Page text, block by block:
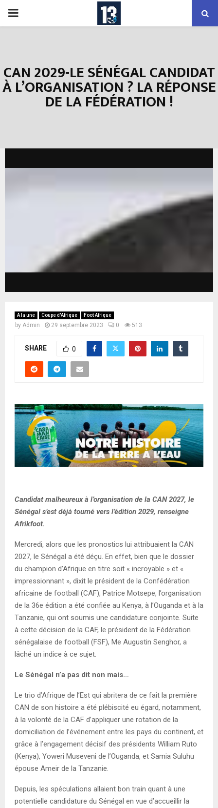
PRIMARY
CAN 2029-LE SÉNÉGAL CANDIDAT
À L’ORGANISATION ? LA RÉPONSE
DE LA FÉDÉRATION !
A la une Coupe d'Afrique Foot Afrique
by Admin 29 septembre 2023 0 513
SHARE 0
Candidat malheureux à l’organisation de la CAN 2027, le
Sénégal s’est déjà tourné vers l’édition 2029, renseigne
Afrikfoot.
Mercredi, alors que les pronostics lui attribuaient la CAN
2027, le Sénégal a été déçu. En effet, bien que le dossier
du champion d’Afrique en titre soit « incroyable » et «
impressionnant », dixit le président de la Confédération
africaine de football (CAF), Patrice Motsepe, l’organisation
de la 36e édition a été confiée au Kenya, à l’Ouganda et à la
Tanzanie, qui ont soumis une candidature conjointe. Suite
à cette décision de la CAF, le président de la Fédération
sénégalaise de football (FSF), Me Augustin Senghor, a
lâché un indice à ce sujet.
Le Sénégal n’a pas dit non mais…
Le trio d’Afrique de l’Est qui abritera de ce fait la première
CAN de son histoire a été plébiscité eu égard, notamment,
à la volonté de la CAF d’appliquer une rotation de la
domiciliation de l’événement entre les pays du continent, et
grâce à l’engagement décisif des présidents William Ruto
(Kenya), Yoweri Museveni de l’Ouganda, et Samia Suluhu
épouse Ameir de la Tanzanie.
Depuis, les spéculations allaient bon train quant à une
potentielle candidature du Sénégal en vue d’accueillir la